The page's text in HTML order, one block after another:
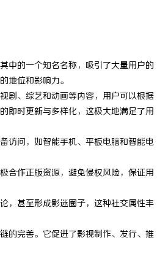
中的一个知名名称，吸引了大量用户的
地位和影响力。
剧、综艺和动画等内容，用户可以根据
即时更新与多样化，这极大地满足了用
访问，如智能手机、平板电脑和智能电
合作正版资源，避免侵权风险，保证用
，甚至形成影迷圈子，这种社交属性丰
的完善。它促进了影视制作、发行、推